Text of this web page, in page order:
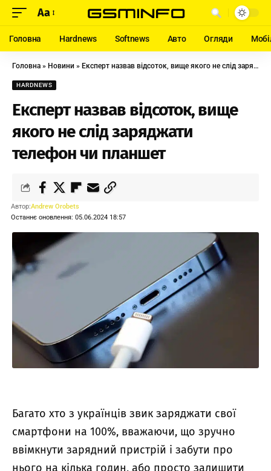
Aa
Головна Hardnews Softnews Авто Огляди
Головна » Новини » Експерт назвав відсоток, вище якого не слід заряджати телефон чи планшет
HARDNEWS
Експерт назвав відсоток, вище
якого не слід заряджати
телефон чи планшет
Останнє оновлення: 05.06.2024 18:57
Автор:Andrew Orobets
Багато хто з українців звик заряджати свої
смартфони на 100%, вважаючи, що зручно
ввімкнути зарядний пристрій і забути про
нього на кілька годин, або просто залишити